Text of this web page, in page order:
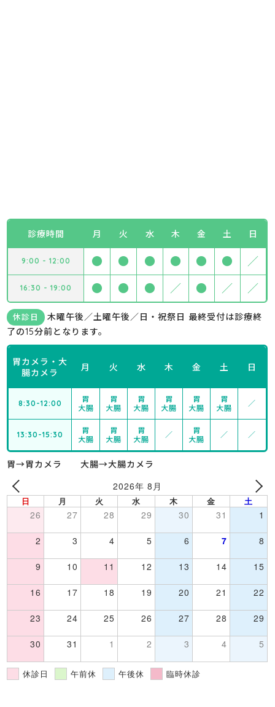
診療時間 月 火 水 木 金 土 日
9:00 - 12:00 ● ● ● ● ● ● ／
16:30 - 19:00 ● ● ● ／ ● ／ ／
休診日
木曜午後／土曜午後／日・祝祭日 最終受付は診療終
了の15分前となります。
胃カメラ・大
腸カメラ
月 火 水 木 金 土 日
8:30-12:00
胃
大腸
胃
大腸
胃
大腸
胃
大腸
胃
大腸
胃
大腸
／
13:30-15:30
胃
大腸
胃
大腸
胃
大腸
／
胃
大腸
／ ／
胃→胃カメラ 大腸→大腸カメラ
2026年 8月
日 月 火 水 木 金 土
26 27 28 29 30 31 1
2 3 4 5 6 7 8
9 10 11 12 13 14 15
16 17 18 19 20 21 22
23 24 25 26 27 28 29
30 31 1 2 3 4 5
休診日 午前休 午後休 臨時休診